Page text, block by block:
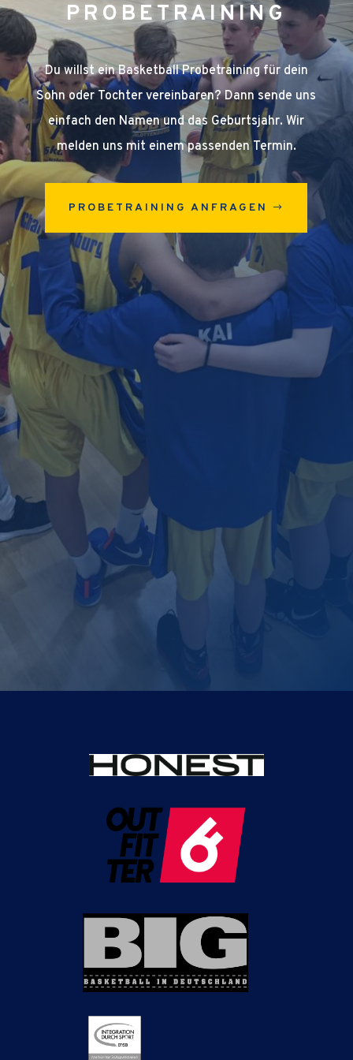
PROBETRAINING
Du willst ein Basketball Probetraining für dein
Sohn oder Tochter vereinbaren? Dann sende uns
einfach den Namen und das Geburtsjahr. Wir
melden uns mit einem passenden Termin.
PROBETRAINING ANFRAGEN